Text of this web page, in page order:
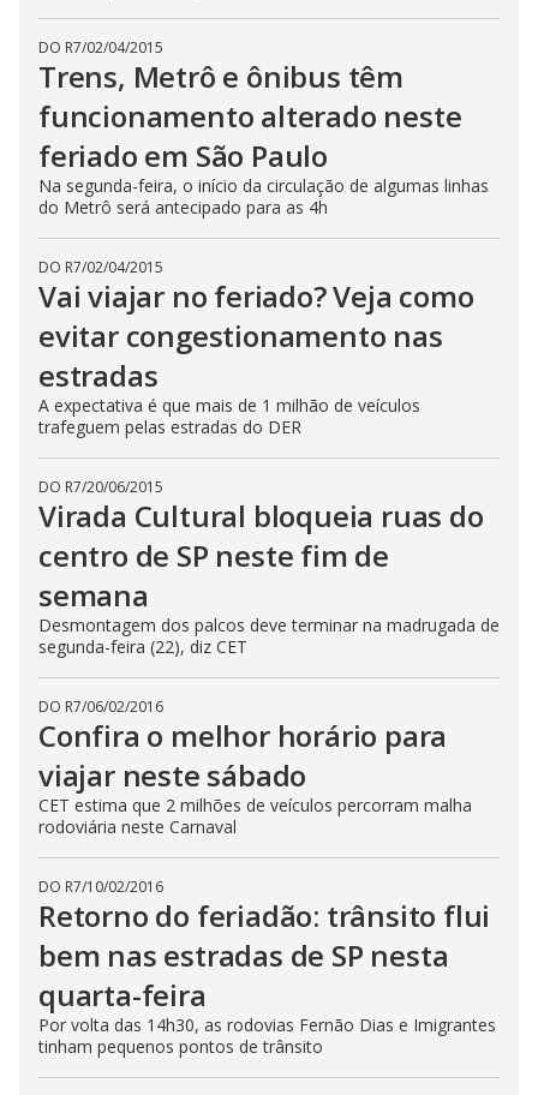
DO R7/02/04/2015
Trens, Metrô e ônibus têm
funcionamento alterado neste
feriado em São Paulo
Na segunda-feira, o início da circulação de algumas linhas
do Metrô será antecipado para as 4h
DO R7/02/04/2015
Vai viajar no feriado? Veja como
evitar congestionamento nas
estradas
A expectativa é que mais de 1 milhão de veículos
trafeguem pelas estradas do DER
DO R7/20/06/2015
Virada Cultural bloqueia ruas do
centro de SP neste fim de
semana
Desmontagem dos palcos deve terminar na madrugada de
segunda-feira (22), diz CET
DO R7/06/02/2016
Confira o melhor horário para
viajar neste sábado
CET estima que 2 milhões de veículos percorram malha
rodoviária neste Carnaval
DO R7/10/02/2016
Retorno do feriadão: trânsito flui
bem nas estradas de SP nesta
quarta-feira
Por volta das 14h30, as rodovias Fernão Dias e Imigrantes
tinham pequenos pontos de trânsito